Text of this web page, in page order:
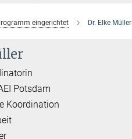
eingerichtet Dr. Elke Müller
Potsdam
Koordination